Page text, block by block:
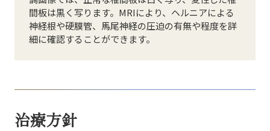
間板は黒く写ります。MRIにより、ヘルニアによる
神経根や硬膜管、馬尾神経の圧迫の有無や程度を詳
細に確認することができます。
治療方針